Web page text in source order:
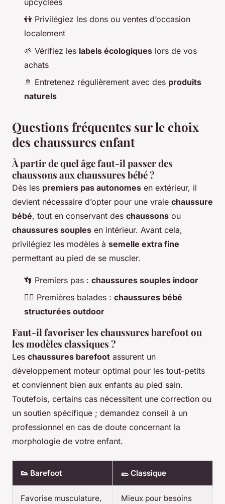
👫 Privilégiez les dons ou ventes d’occasion
localement
🌱 Vérifiez les labels écologiques lors de vos
achats
🚿 Entretenez régulièrement avec des produits
naturels
Questions fréquentes sur le choix
des chaussures enfant
À partir de quel âge faut-il passer des
chaussons aux chaussures bébé ?
Dès les premiers pas autonomes en extérieur, il
devient nécessaire d’opter pour une vraie chaussure
bébé, tout en conservant des chaussons ou
chaussures souples en intérieur. Avant cela,
privilégiez les modèles à semelle extra fine
permettant au pied de se muscler.
👣 Premiers pas : chaussures souples indoor
🚶‍♂️ Premières balades : chaussures bébé
structurées outdoor
Faut-il favoriser les chaussures barefoot ou
les modèles classiques ?
Les chaussures barefoot assurent un
développement moteur optimal pour les tout-petits
et conviennent bien aux enfants au pied sain.
Toutefois, certains cas nécessitent une correction ou
un soutien spécifique ; demandez conseil à un
professionnel en cas de doute concernant la
morphologie de votre enfant.
👟 Barefoot 🥿 Classique
Favorise musculature,
Mieux pour besoins